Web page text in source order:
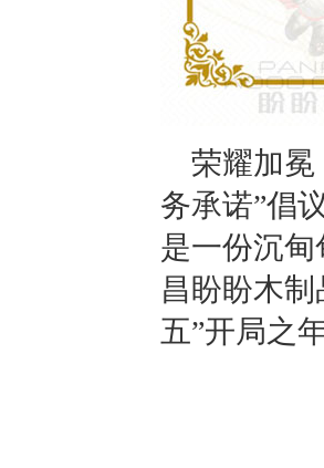
荣耀加冕
务承诺”倡
是一份沉
昌盼盼木
五”开局之